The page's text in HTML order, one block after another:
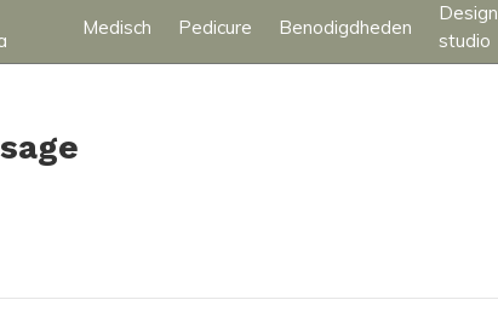
Medisch Pedicure Benodigdheden
Design
studio